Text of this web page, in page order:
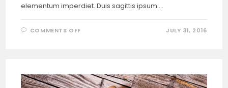
elementum imperdiet. Duis sagittis ipsum.…
COMMENTS OFF JULY 31, 2016